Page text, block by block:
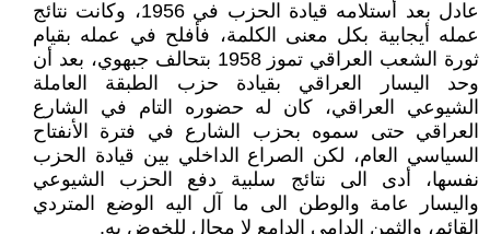
عادل بعد أستلامه قيادة الحزب في 1956، وكانت نتائج
عمله أيجابية بكل معنى الكلمة، فأفلح في عمله بقيام
ثورة الشعب العراقي تموز 1958 بتحالف جبهوي، بعد أن
وحد اليسار العراقي بقيادة حزب الطبقة العاملة
الشيوعي العراقي، كان له حضوره التام في الشارع
العراقي حتى سموه بحزب الشارع في فترة الأنفتاح
السياسي العام، لكن الصراع الداخلي بين قيادة الحزب
نفسها، أدى الى نتائج سلبية دفع الحزب الشيوعي
واليسار عامة والوطن الى ما آل اليه الوضع المتردي
القائم، والثمن الدامي الدامع لا مجال للخوض به.